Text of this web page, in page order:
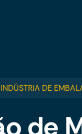
DE
de